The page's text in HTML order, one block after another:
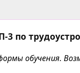
по
обучения.